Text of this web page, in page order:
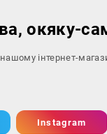
окяку-
нашому інтернет-
Instagram